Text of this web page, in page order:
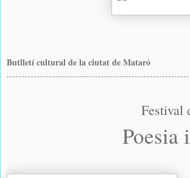
Butlletí cultural de la ciutat de Mataró
Festival
Poesia